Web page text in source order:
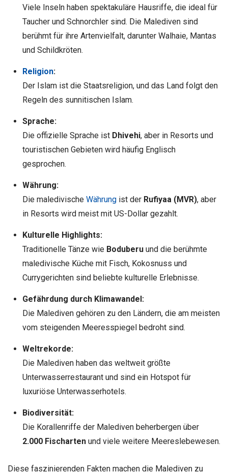
Viele Inseln haben spektakuläre Hausriffe, die ideal für
Taucher und Schnorchler sind. Die Malediven sind
berühmt für ihre Artenvielfalt, darunter Walhaie, Mantas
und Schildkröten.
Religion:
Der Islam ist die Staatsreligion, und das Land folgt den
Regeln des sunnitischen Islam.
Sprache:
Die offizielle Sprache ist Dhivehi, aber in Resorts und
touristischen Gebieten wird häufig Englisch
gesprochen.
Währung:
Die maledivische Währungist der Rufiyaa (MVR), aber
in Resorts wird meist mit US-Dollar gezahlt.
Kulturelle Highlights:
Traditionelle Tänze wie Boduberuund die berühmte
maledivische Küche mit Fisch, Kokosnuss und
Currygerichten sind beliebte kulturelle Erlebnisse.
Gefährdung durch Klimawandel:
Die Malediven gehören zu den Ländern, die am meisten
vom steigenden Meeresspiegel bedroht sind.
Weltrekorde:
Die Malediven haben das weltweit größte
Unterwasserrestaurant und sind ein Hotspot für
luxuriöse Unterwasserhotels.
Biodiversität:
Die Korallenriffe der Malediven beherbergen über
2.000 Fischartenund viele weitere Meereslebewesen.
Diese faszinierenden Fakten machen die Malediven zu